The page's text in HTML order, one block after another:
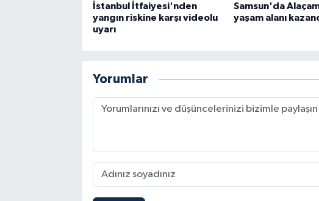
İstanbul İtfaiyesi'nden
yangın riskine karşı videolu
uyarı
Samsun'da
yaşam alanı
Yorumlar